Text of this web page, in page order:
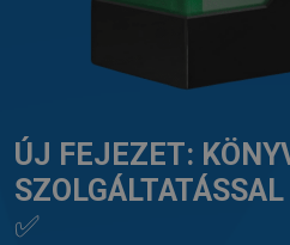
ÚJ FEJEZET:
✅